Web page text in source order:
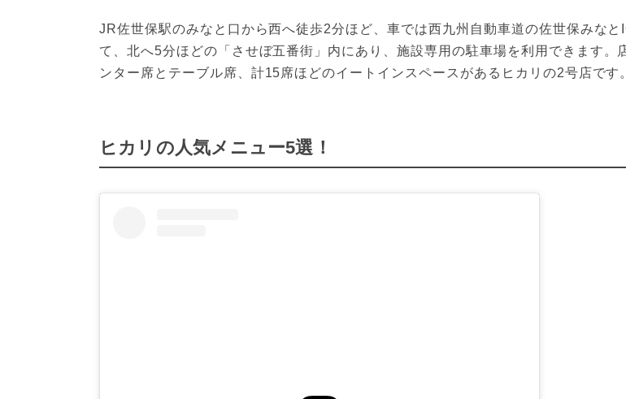
JR佐世保駅のみなと口から西へ徒歩2分ほど、車では西九州自動車道の佐世保みなと
て、北へ5分ほどの「させぼ五番街」内にあり、施設専用の駐車場を利用できます。
ンター席とテーブル席、計15席ほどのイートインスペースがあるヒカリの2号店です。
ヒカリの人気メニュー5選！